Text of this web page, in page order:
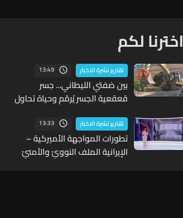
اخترنا لكم
تقارير نشرة الاخبار 13:49
بين ضفتي الليطاني... جسر
قعقعية الجسر يُرمّم وحياة تحاول
تقارير نشرة الاخبار 13:33
تطورات المواجهة الأميركية –
الإيرانية الملف النوويّ والأمنيّ